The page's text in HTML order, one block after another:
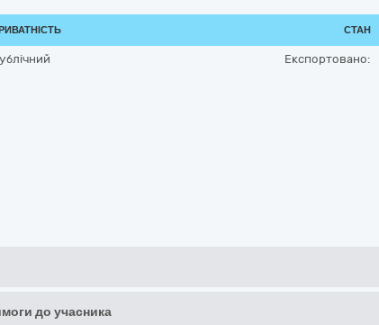
СТАН
Експортовано:
до учасника